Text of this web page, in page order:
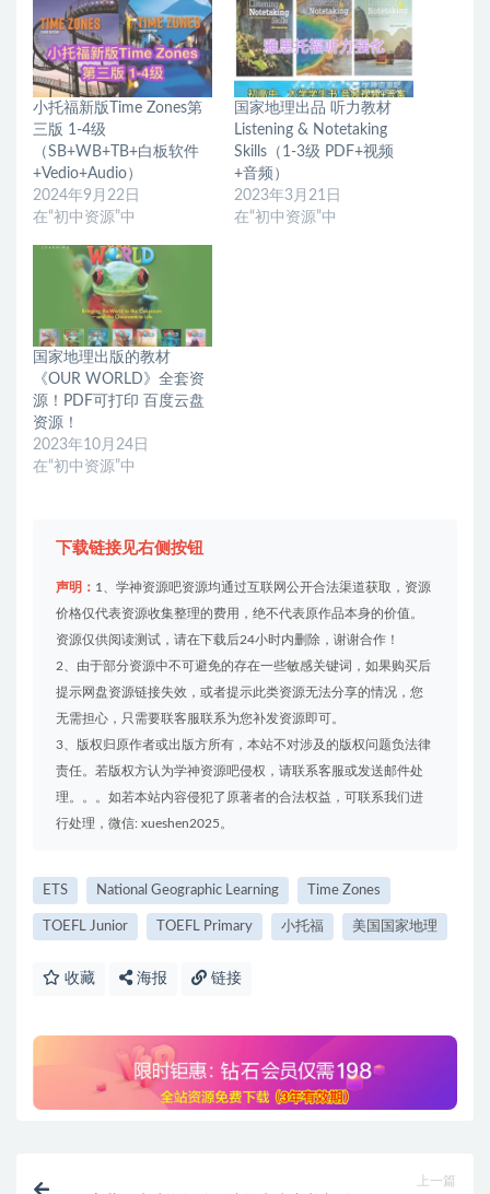
小托福新版Time Zones第
三版 1-4级
（SB+WB+TB+白板软件
+Vedio+Audio）
2024年9月22日
在“初中资源”中
国家地理出品 听力教材
Listening & Notetaking
Skills（1-3级 PDF+视频
+音频）
2023年3月21日
在“初中资源”中
国家地理出版的教材
《OUR WORLD》全套资
源！PDF可打印 百度云盘
资源！
2023年10月24日
在“初中资源”中
下载链接见右侧按钮
声明： 1、学神资源吧资源均通过互联网公开合法渠道获取，资源
价格仅代表资源收集整理的费用，绝不代表原作品本身的价值。
资源仅供阅读测试，请在下载后24小时内删除，谢谢合作！
2、由于部分资源中不可避免的存在一些敏感关键词，如果购买后
提示网盘资源链接失效，或者提示此类资源无法分享的情况，您
无需担心，只需要联客服联系为您补发资源即可。
3、版权归原作者或出版方所有，本站不对涉及的版权问题负法律
责任。若版权方认为学神资源吧侵权，请联系客服或发送邮件处
理。。。如若本站内容侵犯了原著者的合法权益，可联系我们进
行处理，微信: xueshen2025。
ETS National Geographic Learning Time Zones
TOEFL Junior TOEFL Primary 小托福 美国国家地理
收藏 海报 链接
上一篇